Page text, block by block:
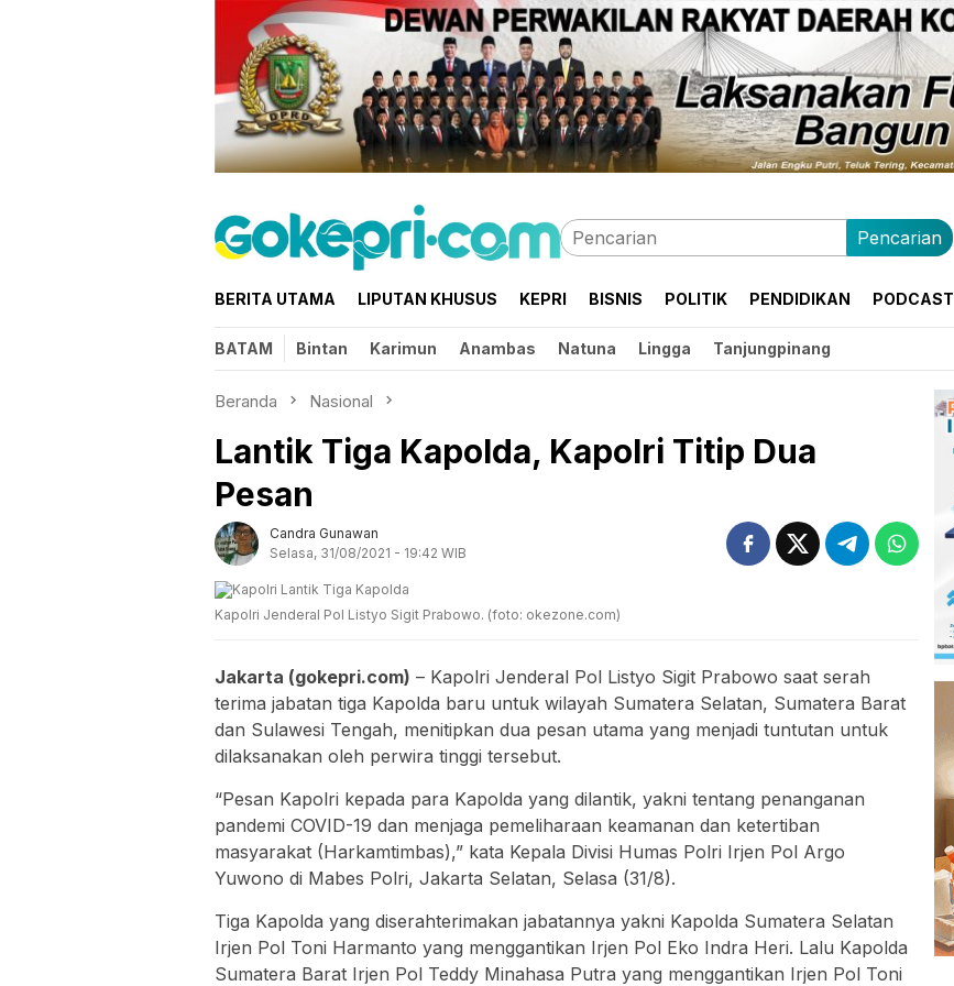
Pencarian
BERITA UTAMA LIPUTAN KHUSUS KEPRI BISNIS POLITIK PENDIDIKAN PODCAST
BATAM Bintan Karimun Anambas Natuna Lingga Tanjungpinang
Beranda Nasional
Lantik Tiga Kapolda, Kapolri Titip Dua
Pesan
Candra Gunawan
Selasa, 31/08/2021 - 19:42 WIB
Kapolri Jenderal Pol Listyo Sigit Prabowo. (foto: okezone.com)
Jakarta (gokepri.com) – Kapolri Jenderal Pol Listyo Sigit Prabowo saat serah
terima jabatan tiga Kapolda baru untuk wilayah Sumatera Selatan, Sumatera Barat
dan Sulawesi Tengah, menitipkan dua pesan utama yang menjadi tuntutan untuk
dilaksanakan oleh perwira tinggi tersebut.
“Pesan Kapolri kepada para Kapolda yang dilantik, yakni tentang penanganan
pandemi COVID-19 dan menjaga pemeliharaan keamanan dan ketertiban
masyarakat (Harkamtimbas),” kata Kepala Divisi Humas Polri Irjen Pol Argo
Yuwono di Mabes Polri, Jakarta Selatan, Selasa (31/8).
Tiga Kapolda yang diserahterimakan jabatannya yakni Kapolda Sumatera Selatan
Irjen Pol Toni Harmanto yang menggantikan Irjen Pol Eko Indra Heri. Lalu Kapolda
Sumatera Barat Irjen Pol Teddy Minahasa Putra yang menggantikan Irjen Pol Toni